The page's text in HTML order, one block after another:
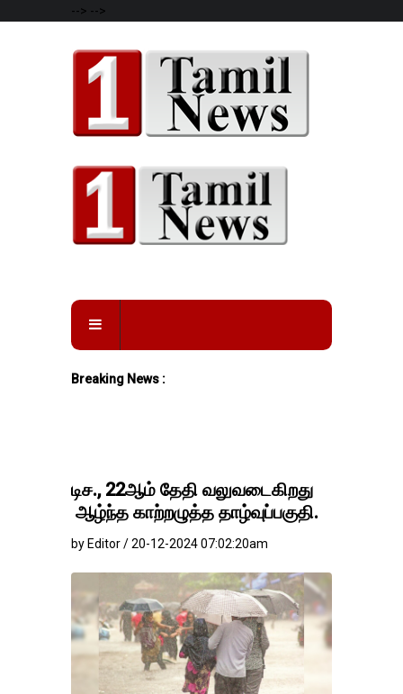
--> -->
Breaking News :
டிச., 22ஆம் தேதி வலுவடைகிறது
ஆழ்ந்த காற்றழுத்த தாழ்வுப்பகுதி.
by Editor / 20-12-2024 07:02:20am